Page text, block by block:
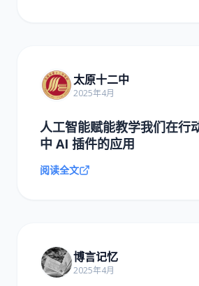
太原十二中
2025年4月
人工智能赋能教学我们在行
中 AI 插件的应用
阅读全文
博言记忆
2025年4月